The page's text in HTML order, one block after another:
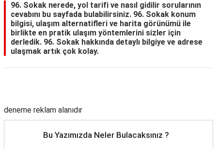
96. Sokak nerede, yol tarifi ve nasıl gidilir sorularının
cevabını bu sayfada bulabilirsiniz. 96. Sokak konum
bilgisi, ulaşım alternatifleri ve harita görünümü ile
birlikte en pratik ulaşım yöntemlerini sizler için
derledik. 96. Sokak hakkında detaylı bilgiye ve adrese
ulaşmak artık çok kolay.
deneme reklam alanıdır
Bu Yazımızda Neler Bulacaksınız ?